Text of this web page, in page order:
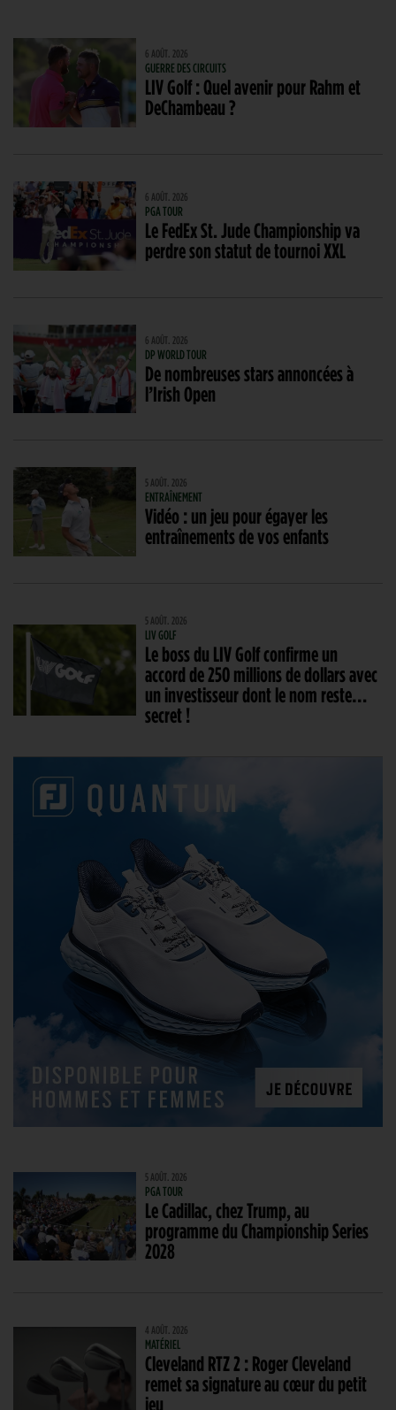
6 AOÛT. 2026
GUERRE DES CIRCUITS
LIV Golf : Quel avenir pour Rahm et
DeChambeau ?
6 AOÛT. 2026
PGA TOUR
Le FedEx St. Jude Championship va
perdre son statut de tournoi XXL
6 AOÛT. 2026
DP WORLD TOUR
De nombreuses stars annoncées à
l’Irish Open
5 AOÛT. 2026
ENTRAÎNEMENT
Vidéo : un jeu pour égayer les
entraînements de vos enfants
5 AOÛT. 2026
LIV GOLF
Le boss du LIV Golf confirme un
accord de 250 millions de dollars avec
un investisseur dont le nom reste…
secret !
5 AOÛT. 2026
PGA TOUR
Le Cadillac, chez Trump, au
programme du Championship Series
2028
4 AOÛT. 2026
MATÉRIEL
Cleveland RTZ 2 : Roger Cleveland
remet sa signature au cœur du petit
jeu